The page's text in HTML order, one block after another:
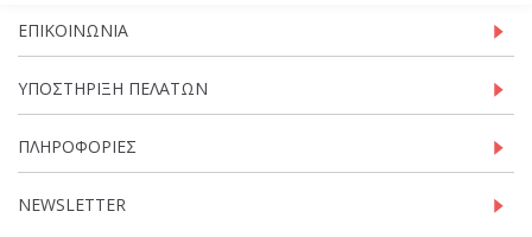
ΕΠΙΚΟΙΝΩΝΊΑ
ΥΠΟΣΤΉΡΙΞΗ ΠΕΛΑΤΏΝ
ΠΛΗΡΟΦΟΡΊΕΣ
NEWSLETTER